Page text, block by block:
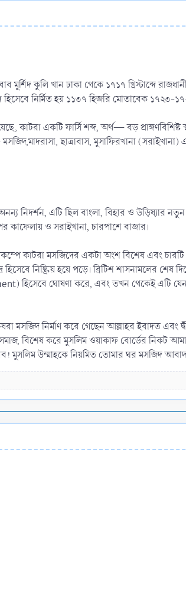
মুর্শিদ কুলি খান ঢাকা থেকে ১৭১৭ খ্রিস্টাব্দে
নির্মিত হয় ১১৩৭ হিজরি মোতাবেক ১৭২৩-১৭২৪
কাটরা একটি ফার্সি শব্দ, অর্থ— বড় প্রাঙ্গণবিশিষ্ট
ছাত্রাবাস, মুসাফিরখানা
নিদর্শন, এটি ছিল বাংলা, বিহার ও উড়িষ্যার নতুন
কাফেলায় ও সরাইখানা, চারপাশে বাজার।
কাটরা মসজিদের একটা অংশ বিশেষ এবং চারটি
হিসেবে নিষ্ক্রিয় হয়ে পড়ে। ব্রিটিশ
ঘোষণা করে, এবং তখন থেকেই এটি যেন
নির্মাণ করে গেছেন আল্লাহর ইবাদত এবং
সমাজ, বিশেষ করে মুসলিম ওয়াকাফ বোর্ডের নিকট
মুসলিম উম্মাহকে নিয়মিত তোমার ঘর মসজিদ